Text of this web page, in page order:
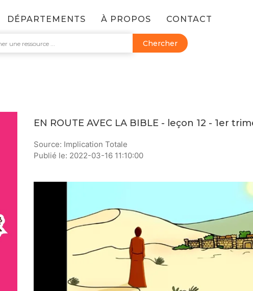
DÉPARTEMENTS À PROPOS CONTACT
Chercher
EN ROUTE AVEC LA BIBLE - leçon 12 - 1er
Source: Implication Totale
Publié le: 2022-03-16 11:10:00